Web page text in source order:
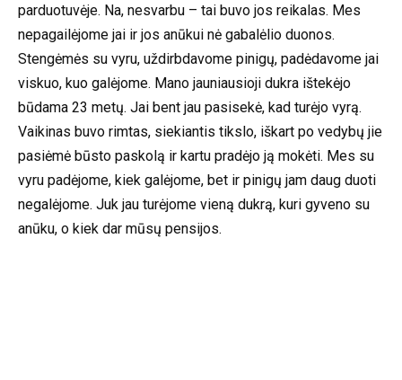
parduotuvėje. Na, nesvarbu – tai buvo jos reikalas. Mes
nepagailėjome jai ir jos anūkui nė gabalėlio duonos.
Stengėmės su vyru, uždirbdavome pinigų, padėdavome jai
viskuo, kuo galėjome. Mano jauniausioji dukra ištekėjo
būdama 23 metų. Jai bent jau pasisekė, kad turėjo vyrą.
Vaikinas buvo rimtas, siekiantis tikslo, iškart po vedybų jie
pasiėmė būsto paskolą ir kartu pradėjo ją mokėti. Mes su
vyru padėjome, kiek galėjome, bet ir pinigų jam daug duoti
negalėjome. Juk jau turėjome vieną dukrą, kuri gyveno su
anūku, o kiek dar mūsų pensijos.